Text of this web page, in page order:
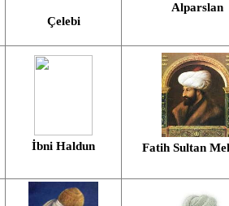
Çelebi
Alparslan
İbni Haldun Fatih Sultan